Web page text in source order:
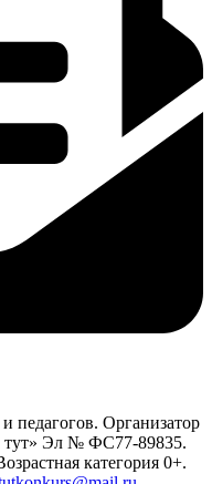
педагогов. Организатор
Эл № ФС77-89835.
категория 0+.